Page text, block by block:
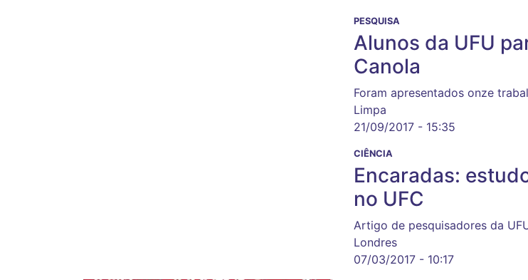
PESQUISA
Alunos da UFU
Canola
Foram apresentados onze
Limpa
21/09/2017 - 15:35
CIÊNCIA
Encaradas:
no UFC
Artigo de pesquisadores da
Londres
07/03/2017 - 10:17